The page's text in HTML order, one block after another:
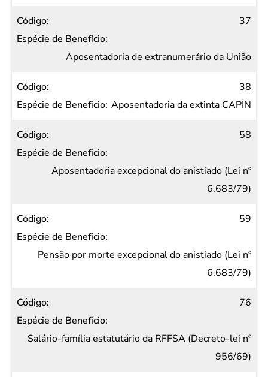
37
Aposentadoria de extranumerário da União
38
Aposentadoria da extinta CAPIN
58
Aposentadoria excepcional do anistiado (Lei nº
6.683/79)
59
Pensão por morte excepcional do anistiado (Lei nº
6.683/79)
76
Salário-família estatutário da RFFSA (Decreto-lei nº
956/69)